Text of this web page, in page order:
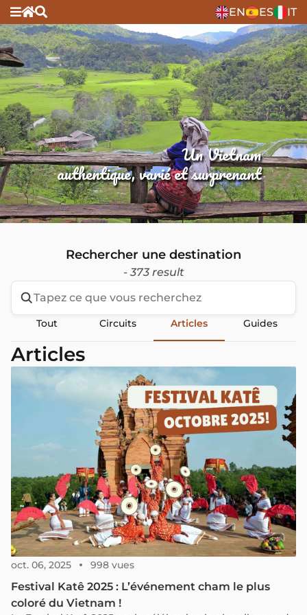
EN ES IT
Un Vietnam
authentique, varié et surprenant
Rechercher une destination
- 373 result
Tout Circuits Articles Guides
Articles
oct. 06, 2025 998 vues
Festival Katê 2025 : L’événement cham le plus
coloré du Vietnam !